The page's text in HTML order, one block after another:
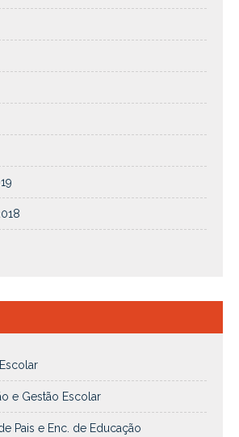
e Gestão Escolar
Pais e Enc. de Educação